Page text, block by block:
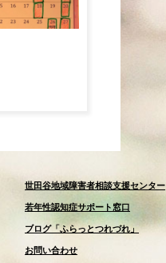
世田谷地域障害者相談支援センター
若年性認知症サポート窓口
ブログ「ふらっとつれづれ」
お問い合わせ